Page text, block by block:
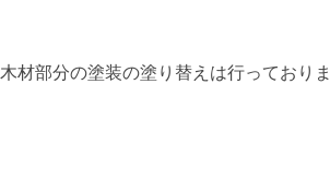
木材部分の塗装の塗り替えは行っておりま